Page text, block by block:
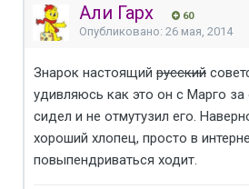
Али Гарх 60
Опубликовано: 26 мая, 2014
Знарок настоящий русский
удивляюсь как это он с Марго
сидел и не отмутузил его.
хороший хлопец, просто в
повыпендриваться ходит.